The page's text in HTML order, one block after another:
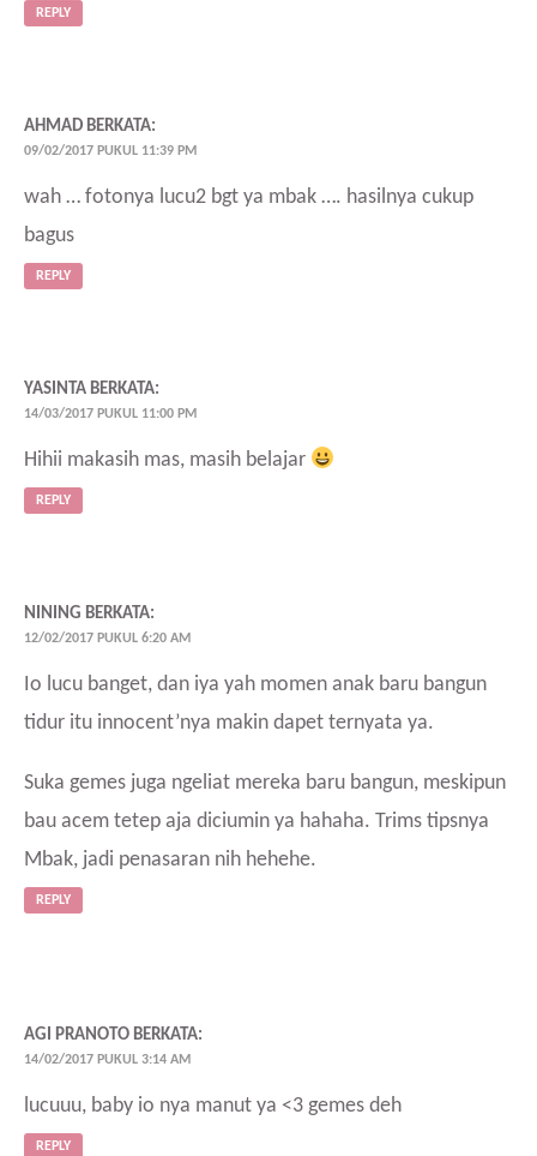
REPLY
AHMAD BERKATA:
09/02/2017 PUKUL 11:39 PM
wah … fotonya lucu2 bgt ya mbak …. hasilnya cukup
bagus
REPLY
YASINTA BERKATA:
14/03/2017 PUKUL 11:00 PM
Hihii makasih mas, masih belajar
REPLY
NINING BERKATA:
12/02/2017 PUKUL 6:20 AM
Io lucu banget, dan iya yah momen anak baru bangun
tidur itu innocent’nya makin dapet ternyata ya.
Suka gemes juga ngeliat mereka baru bangun, meskipun
bau acem tetep aja diciumin ya hahaha. Trims tipsnya
Mbak, jadi penasaran nih hehehe.
REPLY
AGI PRANOTO BERKATA:
14/02/2017 PUKUL 3:14 AM
lucuuu, baby io nya manut ya <3 gemes deh
REPLY